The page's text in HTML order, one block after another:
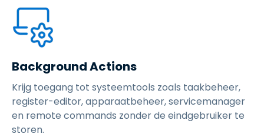
Background Actions
Krijg toegang tot systeemtools zoals taakbeheer,
register-editor, apparaatbeheer, servicemanager
en remote commands zonder de eindgebruiker te
storen.